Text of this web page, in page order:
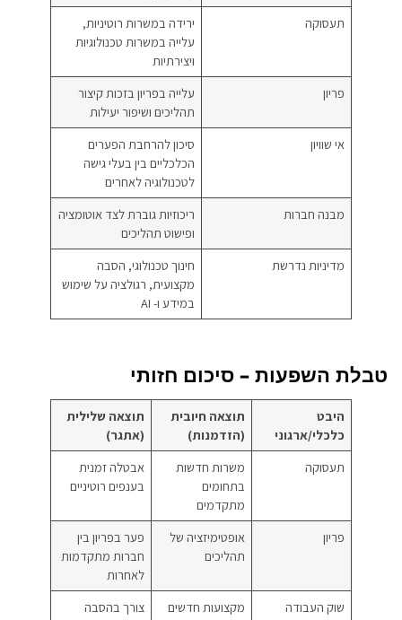
תעסוקה
ירידה במשרות רוטיניות,
עלייה במשרות טכנולוגיות
ויצירתיות
פריון
עלייה בפריון בזכות קיצור
תהליכים ושיפור יעילות
אי שוויון
סיכון להרחבת הפערים
הכלכליים בין בעלי גישה
לטכנולוגיה לאחרים
מבנה חברות
ריכוזיות גוברת לצד אוטומציה
ופישוט תהליכים
מדיניות נדרשת
חינוך טכנולוגי, הסבה
מקצועית, רגולציה על שימוש
במידע ו- AI
טבלת השפעות – סיכום חזותי
היבט
כלכלי/ארגוני
תוצאה חיובית
(הזדמנות)
תוצאה שלילית
(אתגר)
תעסוקה
משרות חדשות
בתחומים
מתקדמים
אבטלה זמנית
בענפים רוטיניים
פריון
אופטימיזציה של
תהליכים
פער בפריון בין
חברות מתקדמות
לאחרות
שוק העבודה
מקצועות חדשים
צורך בהסבה